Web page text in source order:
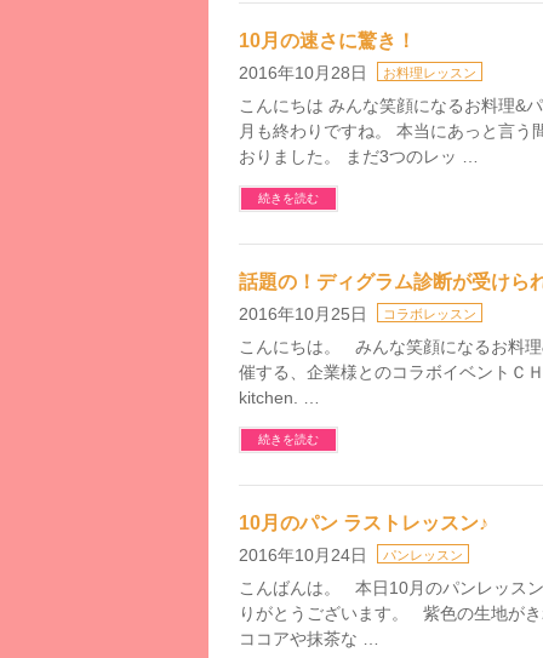
10月の速さに驚き！
2016年10月28日 お料理レッスン
こんにちは みんな笑顔になるお料理&
月も終わりですね。 本当にあっと言
おりました。 まだ3つのレッ …
続きを読む
話題の！ディグラム診断が受けら
2016年10月25日 コラボレッスン
こんにちは。 みんな笑顔になるお料
催する、企業様とのコラボイベントＣ
kitchen. …
続きを読む
10月のパン ラストレッスン♪
2016年10月24日 パンレッスン
こんばんは。 本日10月のパンレッス
りがとうございます。 紫色の生地が
ココアや抹茶な …